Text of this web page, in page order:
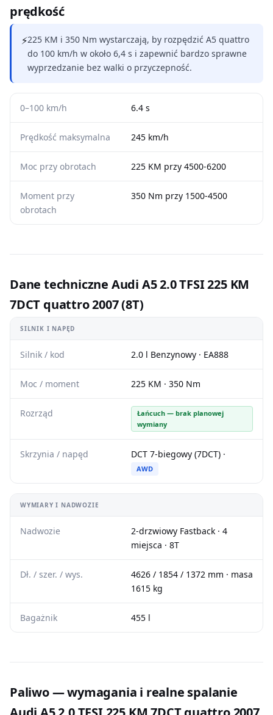
prędkość
⚡225 KM i 350 Nm wystarczają, by rozpędzić A5 quattro
do 100 km/h w około 6,4 s i zapewnić bardzo sprawne
wyprzedzanie bez walki o przyczepność.
0–100 km/h 6.4 s
Prędkość maksymalna 245 km/h
Moc przy obrotach 225 KM przy 4500-6200
Moment przy
obrotach
350 Nm przy 1500-4500
Dane techniczne Audi A5 2.0 TFSI 225 KM
7DCT quattro 2007 (8T)
SILNIK I NAPĘD
Silnik / kod 2.0 l Benzynowy · EA888
Moc / moment 225 KM · 350 Nm
Rozrząd
Łańcuch — brak planowej
wymiany
Skrzynia / napęd DCT 7-biegowy (7DCT) ·
AWD
WYMIARY I NADWOZIE
Nadwozie
2-drzwiowy Fastback · 4
miejsca · 8T
Dł. / szer. / wys.
4626 / 1854 / 1372 mm · masa
1615 kg
Bagażnik 455 l
Paliwo — wymagania i realne spalanie